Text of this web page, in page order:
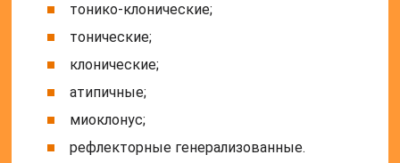
тонико-клонические;
тонические;
клонические;
атипичные;
миоклонус;
рефлекторные генерализованные.